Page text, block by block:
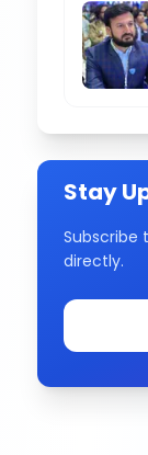
Stay
Subscribe
directly.